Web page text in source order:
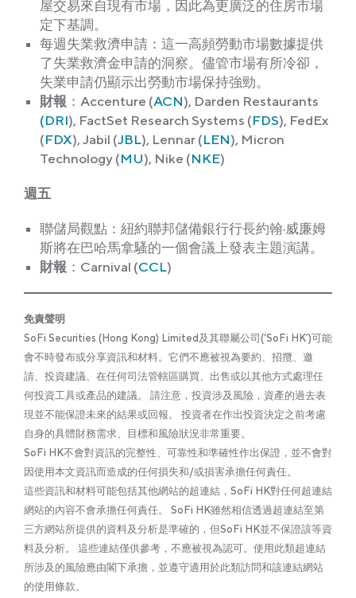
屋交易來自現有市場，因此為更廣泛的住房市場
定下基調。
每週失業救濟申請：這一高頻勞動市場數據提供
了失業救濟金申請的洞察。儘管市場有所冷卻，
失業申請仍顯示出勞動市場保持強勁。
財報 ：Accenture (ACN), Darden Restaurants
(DRI), FactSet Research Systems (FDS), FedEx
(FDX), Jabil (JBL), Lennar (LEN), Micron
Technology (MU), Nike (NKE)
週五
聯儲局觀點：紐約聯邦儲備銀行行長約翰·威廉姆
斯將在巴哈馬拿騷的一個會議上發表主題演講。
財報 ：Carnival (CCL)
免責聲明
SoFi Securities (Hong Kong) Limited及其聯屬公司(‘SoFi HK’)可能
會不時發布或分享資訊和材料。它們不應被視為要約、招攬、邀
請、投資建議、在任何司法管轄區購買、出售或以其他方式處理任
何投資工具或產品的建議。 請注意，投資涉及風險，資產的過去表
現並不能保證未來的結果或回報。 投資者在作出投資決定之前考慮
自身的具體財務需求、目標和風險狀況非常重要。
SoFi HK不會對資訊的完整性、可靠性和準確性作出保證，並不會對
因使用本文資訊而造成的任何損失和/或損害承擔任何責任。
這些資訊和材料可能包括其他網站的超連結，SoFi HK對任何超連結
網站的內容不會承擔任何責任。 SoFi HK雖然相信透過超連結至第
三方網站所提供的資料及分析是準確的，但SoFi HK並不保證該等資
料及分析。 這些連結僅供參考，不應被視為認可。使用此類超連結
所涉及的風險應由閣下承擔，並遵守適用於此類訪問和該連結網站
的使用條款。